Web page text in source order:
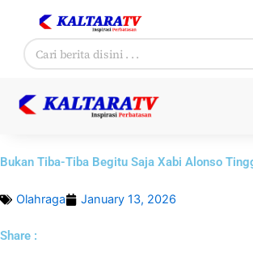
contentSearch
Bukan Tiba-Tiba Begitu Saja Xabi Alonso
Olahraga January 13, 2026
Share :